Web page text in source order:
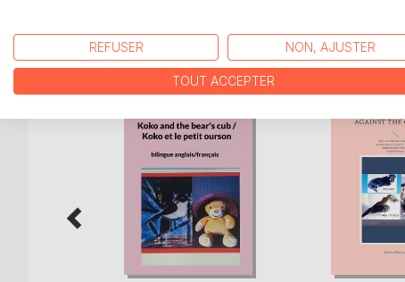
D’AUTRES TITRES À
REFUSER NON, AJUSTER
TOUT ACCEPTER